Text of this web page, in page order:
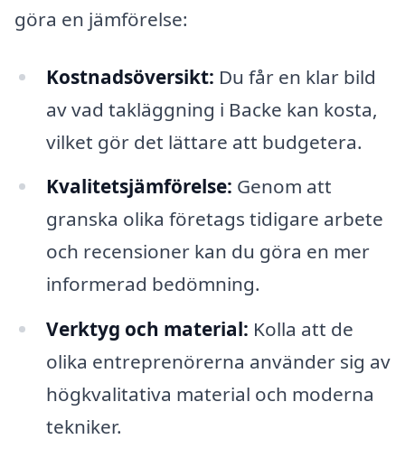
göra en jämförelse:
Kostnadsöversikt: Du får en klar bild
av vad takläggning i Backe kan kosta,
vilket gör det lättare att budgetera.
Kvalitetsjämförelse: Genom att
granska olika företags tidigare arbete
och recensioner kan du göra en mer
informerad bedömning.
Verktyg och material: Kolla att de
olika entreprenörerna använder sig av
högkvalitativa material och moderna
tekniker.